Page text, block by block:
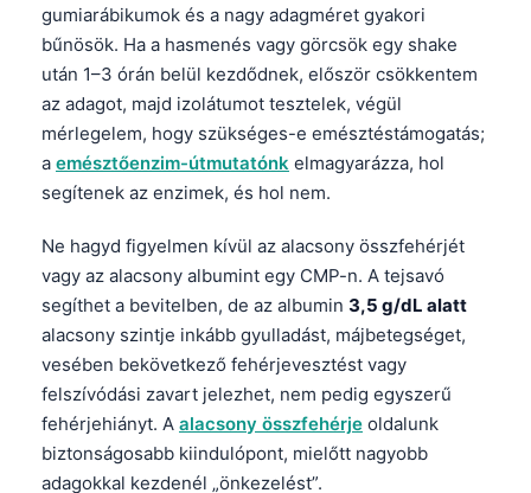
gumiarábikumok és a nagy adagméret gyakori
bűnösök. Ha a hasmenés vagy görcsök egy shake
után 1–3 órán belül kezdődnek, először csökkentem
az adagot, majd izolátumot tesztelek, végül
mérlegelem, hogy szükséges-e emésztéstámogatás;
a emésztőenzim-útmutatónk elmagyarázza, hol
segítenek az enzimek, és hol nem.
Ne hagyd figyelmen kívül az alacsony összfehérjét
vagy az alacsony albumint egy CMP-n. A tejsavó
segíthet a bevitelben, de az albumin 3,5 g/dL alatt
alacsony szintje inkább gyulladást, májbetegséget,
vesében bekövetkező fehérjevesztést vagy
felszívódási zavart jelezhet, nem pedig egyszerű
fehérjehiányt. A alacsony összfehérje oldalunk
biztonságosabb kiindulópont, mielőtt nagyobb
adagokkal kezdenél „önkezelést”.
తెలుగు
தமிழ்
ગુજરાતી
ಕನ್ನಡ
മലയാളം
Bahasa Melayu
Tiếng Việt
ไทย
ဗမာစာ
Kiswahili
አማርኛ